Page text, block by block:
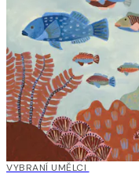
40%*
VYBRANÍ UMĚLCI